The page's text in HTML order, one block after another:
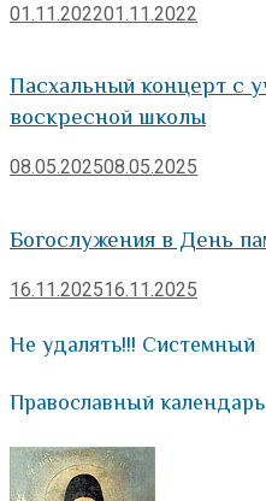
01.11.202201.11.2022
Пасхальный концерт с
воскресной школы
08.05.202508.05.2025
Богослужения в День
16.11.202516.11.2025
Не удалять!!! Системный
Православный календарь